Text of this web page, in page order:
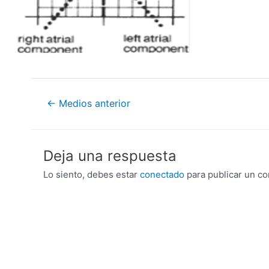
Navegación
← Medios anterior
Deja una respuesta
Lo siento, debes estar conectado para publicar un